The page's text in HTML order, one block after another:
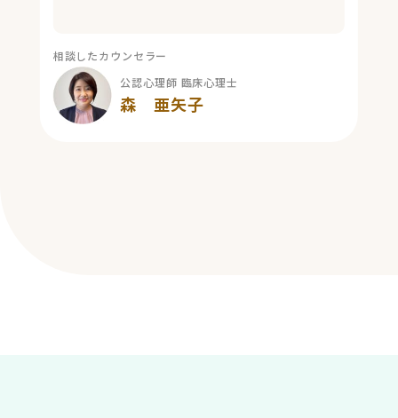
相談したカウンセラー
公認心理師 臨床心理士
森 亜矢子